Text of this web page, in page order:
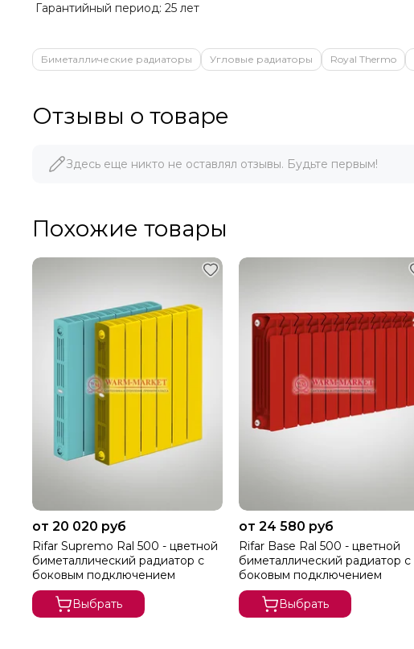
Гарантийный период: 25 лет
Биметаллические радиаторы Угловые радиаторы Royal Thermo
Отзывы о товаре
Здесь еще никто не оставлял отзывы. Будьте первым!
Похожие товары
от 20 020 руб
Rifar Supremo Ral 500 - цветной
биметаллический радиатор с
боковым подключением
Выбрать
от 24 580 руб
Rifar Base Ral 500 - цветной
биметаллический радиатор с
боковым подключением
Выбрать